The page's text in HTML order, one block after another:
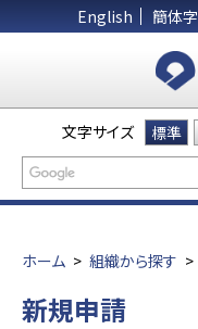
English 簡体字
文字サイズ 標準
ホーム > 組織から探す >
新規申請